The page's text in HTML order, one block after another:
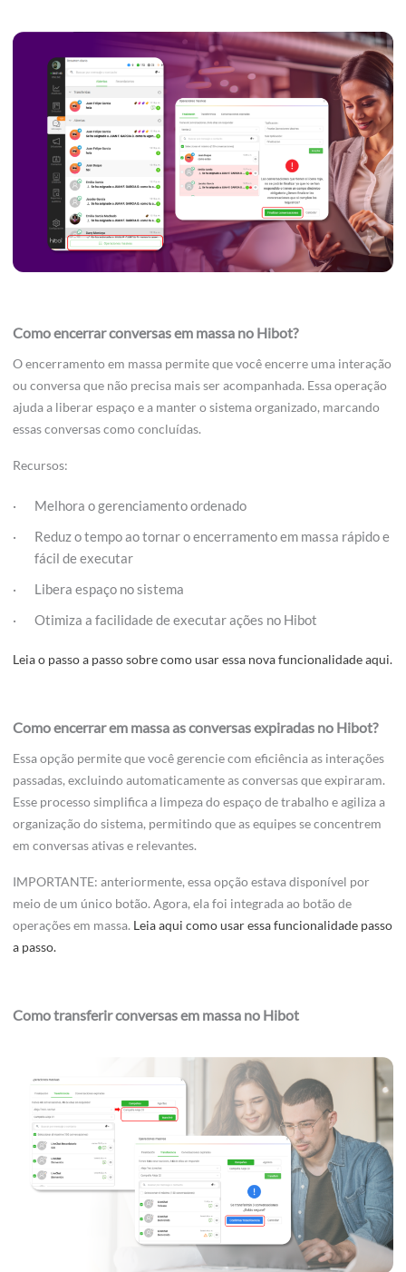
Como encerrar conversas em massa no Hibot?
O encerramento em massa permite que você encerre uma interação
ou conversa que não precisa mais ser acompanhada. Essa operação
ajuda a liberar espaço e a manter o sistema organizado, marcando
essas conversas como concluídas.
Recursos:
Melhora o gerenciamento ordenado
Reduz o tempo ao tornar o encerramento em massa rápido e
fácil de executar
Libera espaço no sistema
Otimiza a facilidade de executar ações no Hibot
Leia o passo a passo sobre como usar essa nova funcionalidade aqui.
Como encerrar em massa as conversas expiradas no Hibot?
Essa opção permite que você gerencie com eficiência as interações
passadas, excluindo automaticamente as conversas que expiraram.
Esse processo simplifica a limpeza do espaço de trabalho e agiliza a
organização do sistema, permitindo que as equipes se concentrem
em conversas ativas e relevantes.
IMPORTANTE: anteriormente, essa opção estava disponível por
meio de um único botão. Agora, ela foi integrada ao botão de
operações em massa. Leia aqui como usar essa funcionalidade passo
a passo.
Como transferir conversas em massa no Hibot